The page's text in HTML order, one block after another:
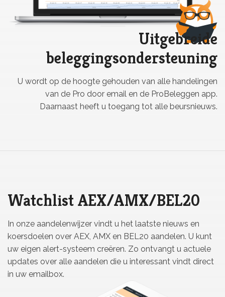
Uitgebreide
beleggingsondersteuning
U wordt op de hoogte gehouden van alle handelingen
van de Pro door email en de ProBeleggen app.
Daarnaast heeft u toegang tot alle beursnieuws.
Watchlist AEX/AMX/BEL20
In onze aandelenwijzer vindt u het laatste nieuws en
koersdoelen over AEX, AMX en BEL20 aandelen. U kunt
uw eigen alert-systeem creëren. Zo ontvangt u actuele
updates over alle aandelen die u interessant vindt direct
in uw emailbox.